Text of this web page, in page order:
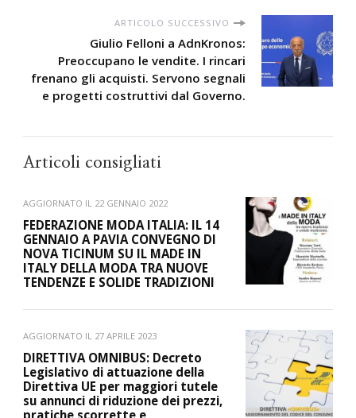
ARTICOLO SUCCESSIVO
Giulio Felloni a AdnKronos:
Preoccupano le vendite. I rincari
frenano gli acquisti. Servono segnali
e progetti costruttivi dal Governo.
Articoli consigliati
AGGIORNATO IL 22 GENNAIO 2022
FEDERAZIONE MODA ITALIA: IL 14
GENNAIO A PAVIA CONVEGNO DI
NOVA TICINUM SU IL MADE IN
ITALY DELLA MODA TRA NUOVE
TENDENZE E SOLIDE TRADIZIONI
AGGIORNATO IL 27 APRILE 2023
DIRETTIVA OMNIBUS: Decreto
Legislativo di attuazione della
Direttiva UE per maggiori tutele
su annunci di riduzione dei prezzi,